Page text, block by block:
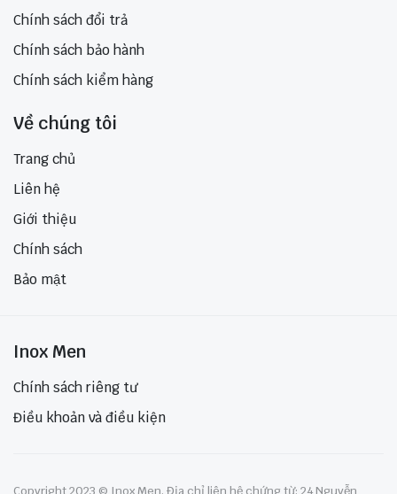
Chính sách đổi trả
Chính sách bảo hành
Chính sách kiểm hàng
Về chúng tôi
Trang chủ
Liên hệ
Giới thiệu
Chính sách
Bảo mật
Inox Men
Chính sách riêng tư
Điều khoản và điều kiện